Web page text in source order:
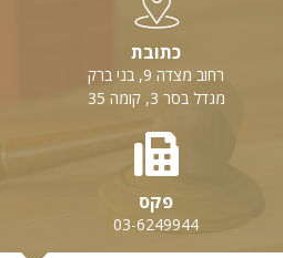
כתובת
רחוב מצדה 9, בני ברק
מגדל בסר 3, קומה 35
פקס
03-6249944